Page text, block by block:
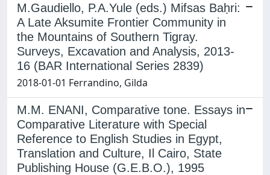
M.Gaudiello, P.A.Yule (eds.) Mifsas Baḥri:
A Late Aksumite Frontier Community in
the Mountains of Southern Tigray.
Surveys, Excavation and Analysis, 2013-
16 (BAR International Series 2839)
2018-01-01 Ferrandino, Gilda
M.M. ENANI, Comparative tone. Essays in
Comparative Literature with Special
Reference to English Studies in Egypt,
Translation and Culture, Il Cairo, State
Publishing House (G.E.B.O.), 1995